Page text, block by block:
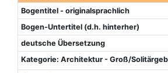
Bogentitel - originalsprachlich
Bogen-Untertitel (d.h. hinterher)
deutsche Übersetzung
Kategorie: Architektur - Groß/